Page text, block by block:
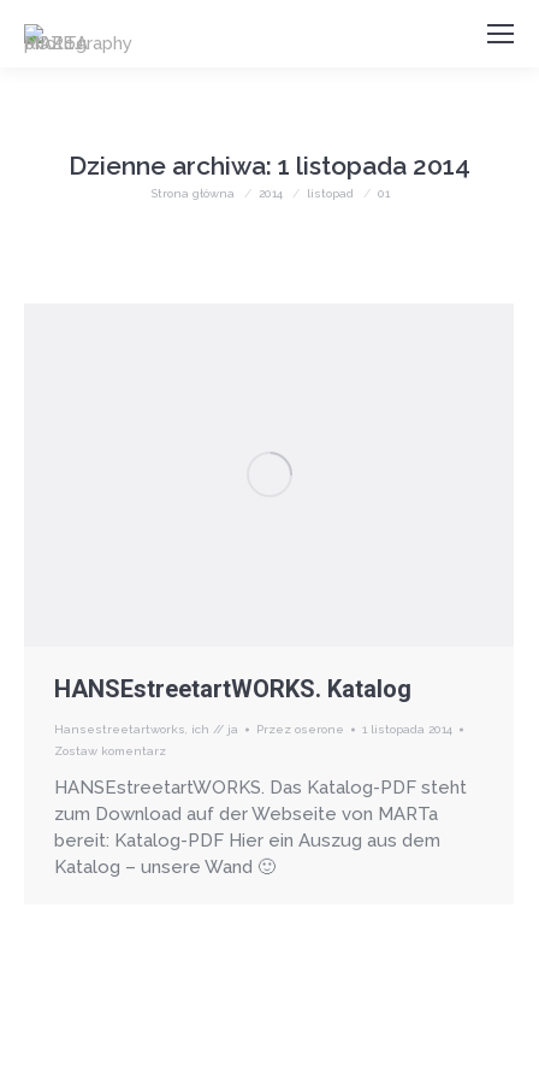
Dzienne archiwa: 1 listopada 2014
Jesteś tutaj:
Strona główna 2014 listopad 01
HANSEstreetartWORKS. Katalog
Hansestreetartworks, ich // ja Przez oserone
1 listopada 2014
Zostaw komentarz
HANSEstreetartWORKS. Das Katalog-PDF steht
zum Download auf der Webseite von MARTa
bereit: Katalog-PDF Hier ein Auszug aus dem
Katalog – unsere Wand 🙂